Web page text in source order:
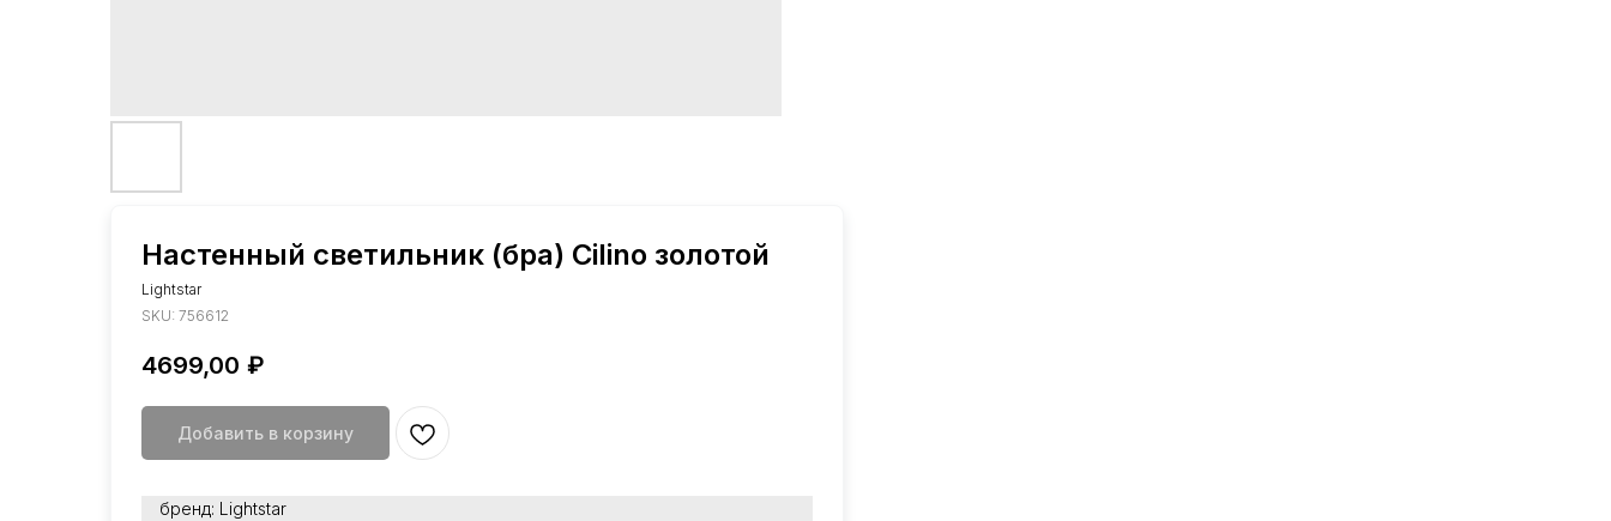
Настенный светильник (бра) Cilino золотой
Lightstar
SKU: 756612
4699,00 ₽
Добавить в корзину
бренд: Lightstar